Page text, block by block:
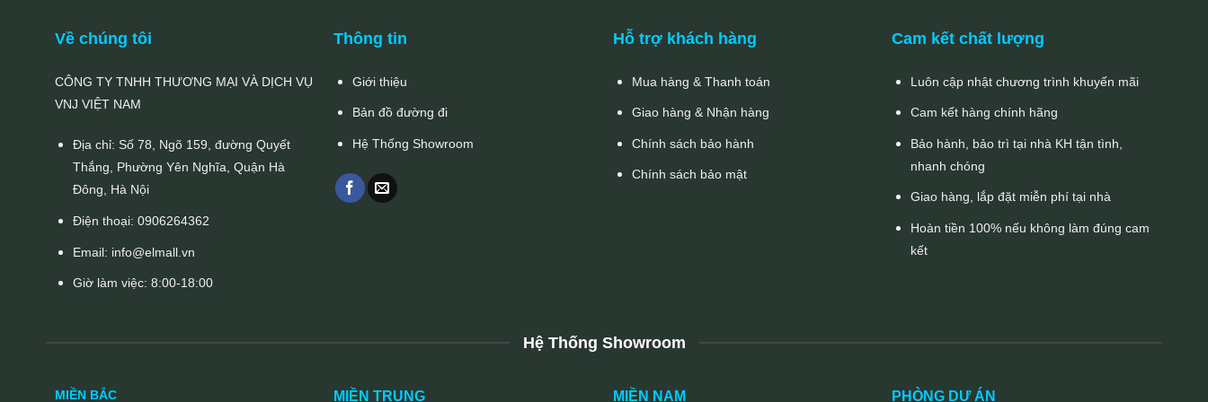
Về chúng tôi
CÔNG TY TNHH THƯƠNG MẠI VÀ DỊCH VỤ
VNJ VIỆT NAM
Địa chỉ: Số 78, Ngõ 159, đường Quyết
Thắng, Phường Yên Nghĩa, Quận Hà
Đông, Hà Nội
Điện thoại:0906264362
Email: info@elmall.vn
Giờ làm việc: 8:00-18:00
Thông tin
Giới thiệu
Bản đồ đường đi
Hệ Thống Showroom
Hỗ trợ khách hàng
Mua hàng & Thanh toán
Giao hàng & Nhận hàng
Chính sách bảo hành
Chính sách bảo mật
Cam kết chất lượng
Luôn cập nhật chương trình khuyến mãi
Cam kết hàng chính hãng
Bảo hành, bảo trì tại nhà KH tận tình,
nhanh chóng
Giao hàng, lắp đặt miễn phí tại nhà
Hoàn tiền 100% nếu không làm đúng cam
kết
Hệ Thống Showroom
MIỀN BẮC MIỀN TRUNG MIỀN NAM PHÒNG DỰ ÁN